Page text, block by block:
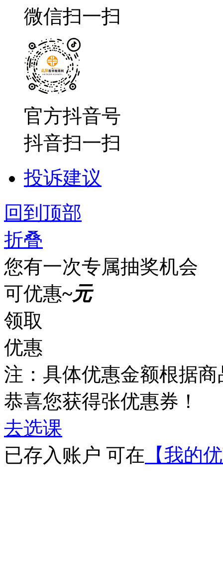
微信扫一扫
官方抖音号
抖音扫一扫
投诉建议
回到顶部
折叠
您有一次专属抽奖机会
可优惠~元
领取
优惠
注：具体优惠金额根据
恭喜您获得张优惠券！
去选课
已存入账户 可在 【我的